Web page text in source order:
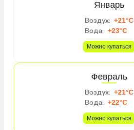
Питание хорошее, но я обычно ем
фруктами, конечно, скудно,
арбузы и несладкие дыни. Яблоки,
кисловатые апельсины. На
завтрак свежевыжатый
апельсиновый сок. Расположение
вполне удобное — есть где
пройтись, ходили и до Аль-Касбы,
до порта (паром в Дубай), в
океанариум, также на фонтаны до
Аль-Маджаз. Утром на пляже
танцы, был дартс, здоровая
Январь
Воздух: +21°C
Вода: +23°C
Можно купаться
Февраль
Воздух: +21°C
Вода: +22°C
Можно купаться